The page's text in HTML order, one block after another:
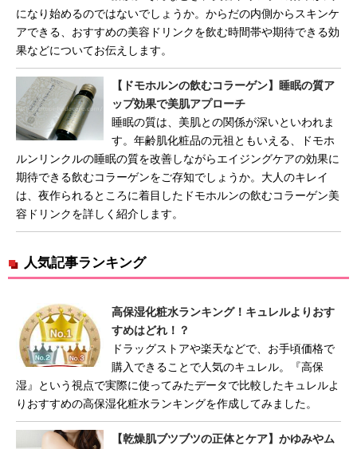
になり始めるのではないでしょうか。からだの内側からスキンケ
アできる、おすすめの美容ドリンクを飲む時間帯や期待できる効
果などについてお伝えします。
【ドモホルンの飲むコラーゲン】睡眠の質ア
ップ効果で美肌アプローチ
睡眠の質は、美肌との関係が深いといわれま
す。年齢肌化粧品の元祖ともいえる、ドモホ
ルンリンクルの睡眠の質を改善しながらエイジングケアの効果に
期待できる飲むコラーゲンをご存知でしょうか。大人のキレイ
は、夜作られるところに着目したドモホルンの飲むコラーゲン美
容ドリンクを詳しく紹介します。
人気記事ランキング
高保湿化粧水ランキング！キュレルよりおす
すめはどれ！？
ドラッグストアや楽天などで、お手頃価格で
購入できることで人気のキュレル。『高保
湿』という視点で実際に使ってみたデータで比較したキュレルよ
りおすすめの高保湿化粧水ランキングを作成してみました。
【乾燥肌ブツブツの正体とケア】かゆみやム